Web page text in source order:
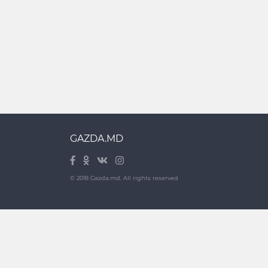
GAZDA.MD
© 2018 Gazda.md. All rights reserved